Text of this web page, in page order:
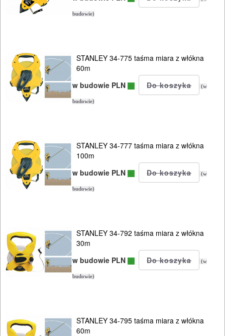
budowie)
STANLEY 34-775 taśma miara z włókna
60m
w budowie PLN
(w
budowie)
STANLEY 34-777 taśma miara z włókna
100m
w budowie PLN
(w
budowie)
STANLEY 34-792 taśma miara z włókna
30m
w budowie PLN
(w
budowie)
STANLEY 34-795 taśma miara z włókna
60m